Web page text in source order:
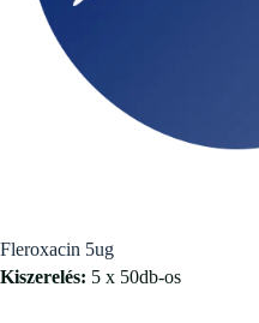
Fleroxacin 5ug
Kiszerelés: 5 x 50db-os